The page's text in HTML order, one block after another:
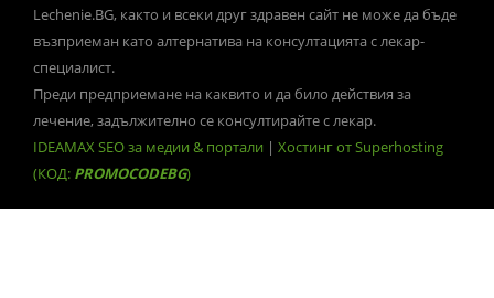
Lechenie.BG, както и всеки друг здравен сайт не може да бъде
възприеман като алтернатива на консултацията с лекар-
специалист.
Преди предприемане на каквито и да било действия за
лечение, задължително се консултирайте с лекар.
IDEAMAX SEO за медии & портали | Хостинг от Superhosting
(КОД: PROMOCODEBG)